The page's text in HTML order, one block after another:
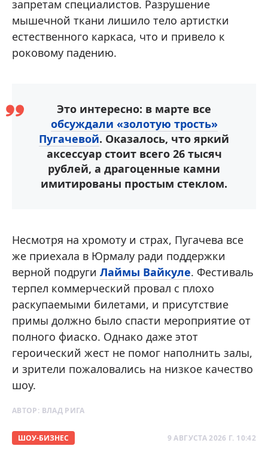
запретам специалистов. Разрушение
мышечной ткани лишило тело артистки
естественного каркаса, что и привело к
роковому падению.
Это интересно: в марте все
обсуждали «золотую трость»
Пугачевой. Оказалось, что яркий
аксессуар стоит всего 26 тысяч
рублей, а драгоценные камни
имитированы простым стеклом.
Несмотря на хромоту и страх, Пугачева все
же приехала в Юрмалу ради поддержки
верной подруги Лаймы Вайкуле. Фестиваль
терпел коммерческий провал с плохо
раскупаемыми билетами, и присутствие
примы должно было спасти мероприятие от
полного фиаско. Однако даже этот
героический жест не помог наполнить залы,
и зрители пожаловались на низкое качество
шоу.
АВТОР: ВЛАД РИГА
ШОУ-БИЗНЕС 9 АВГУСТА 2026 Г. 10:42